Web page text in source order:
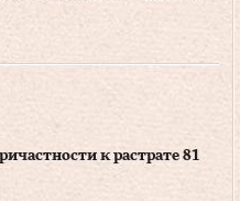
к растрате 81